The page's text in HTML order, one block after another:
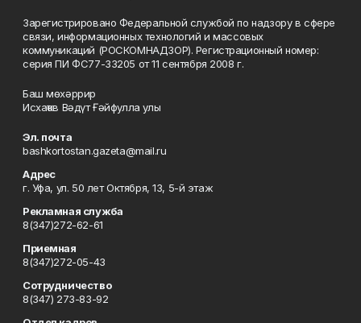
Зарегистрировано Федеральной службой по надзору в сфере
связи, информационных технологий и массовых
коммуникаций (РОСКОМНАДЗОР). Регистрационный номер:
серия ПИ ФС77-33205 от 11 сентября 2008 г.
Баш мөхәррир
Исхаҡов Вәдүт Ғәйфулла улы
Эл. почта
bashkortostan.gazeta@mail.ru
Адрес
г. Уфа, ул. 50 лет Октября, 13, 5-й этаж
Рекламная служба
8(347)272-62-61
Приемная
8(347)272-05-43
Сотрудничество
8(347) 273-83-92